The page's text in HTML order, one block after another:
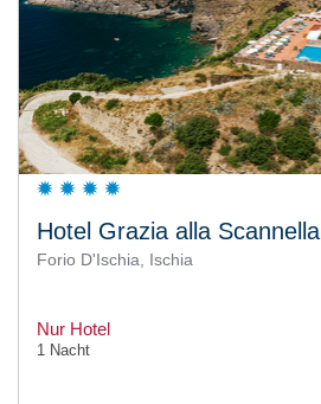
Hotel Grazia alla Scannella
Forio D'Ischia, Ischia
Nur Hotel
1 Nacht